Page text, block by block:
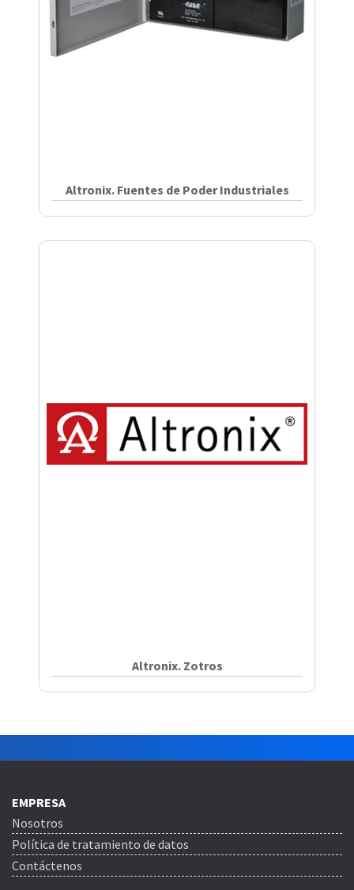
Altronix. Fuentes de Poder Industriales
Altronix. Zotros
EMPRESA
Nosotros
Política de tratamiento de datos
Contáctenos